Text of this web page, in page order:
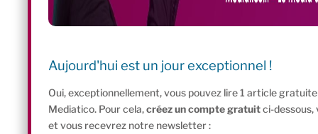
Aujourd'hui est un jour exceptionnel !
Oui, exceptionnellement, vous pouvez lire 1 article
Mediatico. Pour cela,créez un compte gratuitci-dessous,
et vous recevrez notre newsletter :